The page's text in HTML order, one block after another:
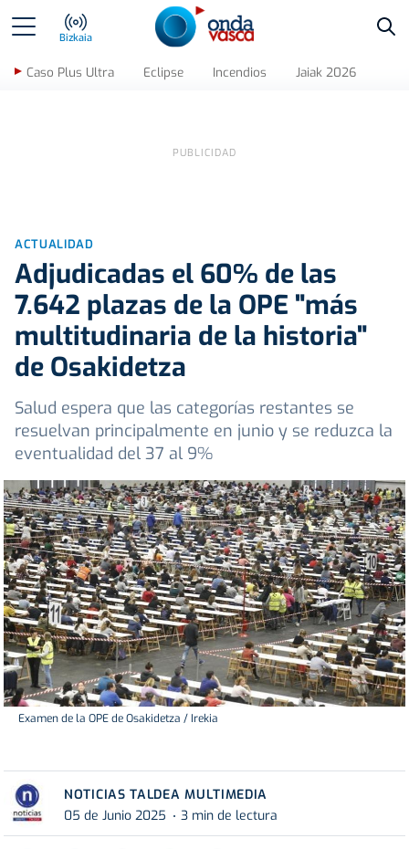
Bizkaia
Caso Plus Ultra Eclipse Incendios Jaiak 2026
ACTUALIDAD
Adjudicadas el 60% de las
7.642 plazas de la OPE "más
multitudinaria de la historia"
de Osakidetza
Salud espera que las categorías restantes se
resuelvan principalmente en junio y se reduzca la
eventualidad del 37 al 9%
Examen de la OPE de Osakidetza / Irekia
NOTICIAS TALDEA MULTIMEDIA
05 de Junio 2025
3 min de lectura